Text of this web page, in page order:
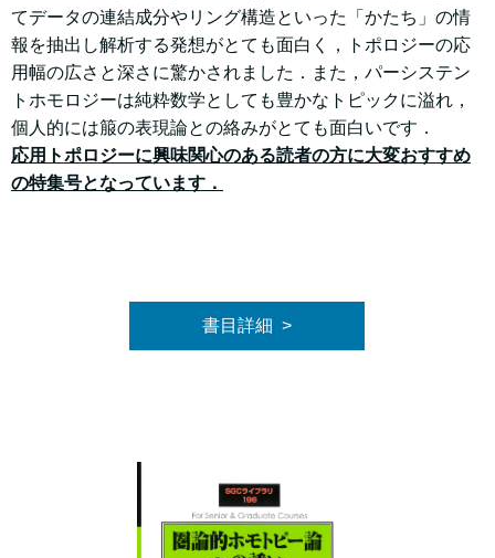
てデータの連結成分やリング構造といった「かたち」の情
報を抽出し解析する発想がとても面白く，トポロジーの応
用幅の広さと深さに驚かされました．また，パーシステン
トホモロジーは純粋数学としても豊かなトピックに溢れ，
個人的には箙の表現論との絡みがとても面白いです．
応用トポロジーに興味関心のある読者の方に大変おすすめ
の特集号となっています．
書目詳細